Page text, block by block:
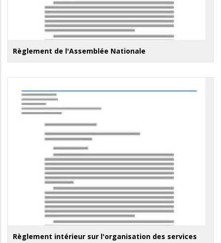
Règlement de l'Assemblée Nationale
Règlement intérieur sur l'organisation des services